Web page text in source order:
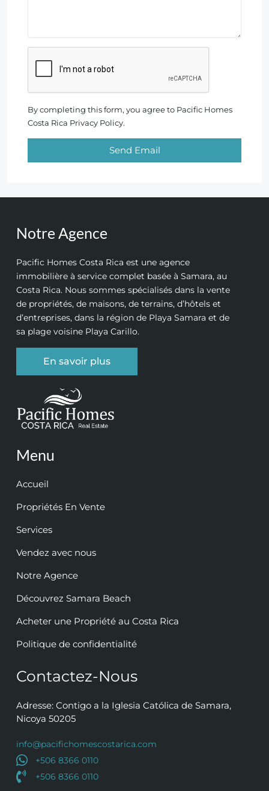
By completing this form, you agree to Pacific Homes
Costa Rica Privacy Policy.
Send Email
Notre Agence
Pacific Homes Costa Rica est une agence
immobilière à service complet basée à Samara, au
Costa Rica. Nous sommes spécialisés dans la vente
de propriétés, de maisons, de terrains, d’hôtels et
d’entreprises, dans la région de Playa Samara et de
sa plage voisine Playa Carillo.
En savoir plus
Menu
Accueil
Propriétés En Vente
Services
Vendez avec nous
Notre Agence
Découvrez Samara Beach
Acheter une Propriété au Costa Rica
Politique de confidentialité
Contactez-Nous
Adresse: Contigo a la Iglesia Católica de Samara,
Nicoya 50205
info@pacifichomescostarica.com
+506 8366 0110
+506 8366 0110